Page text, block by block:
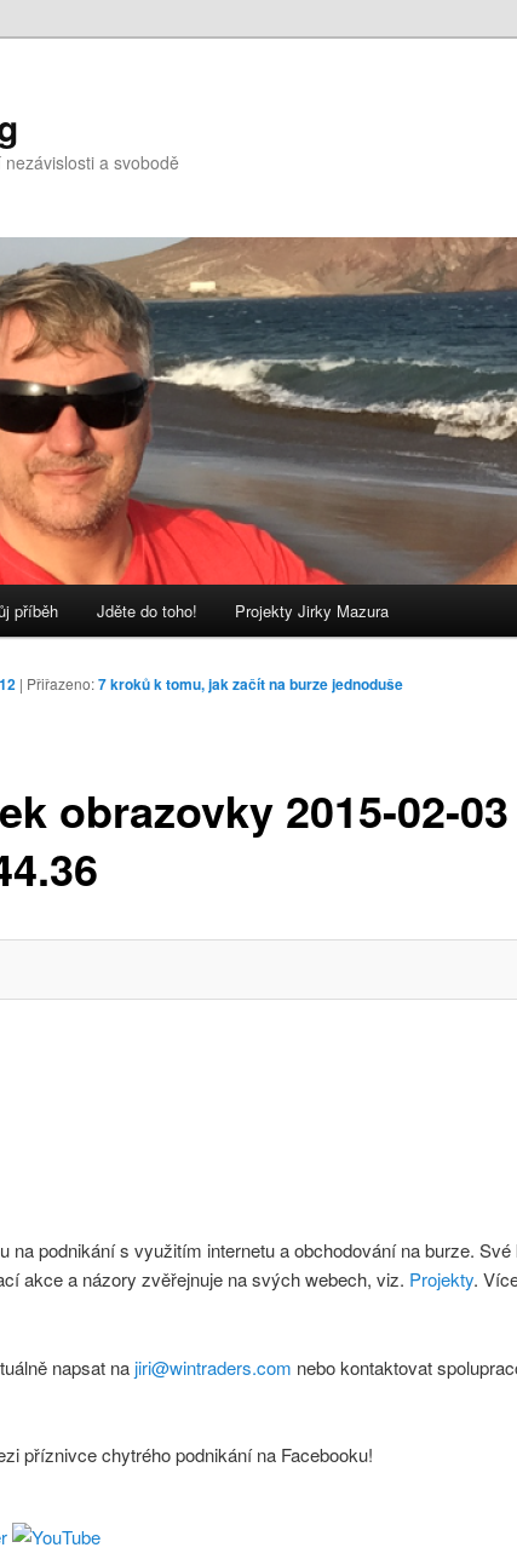
a svobodě
příběh Jděte do toho! Projekty Jirky Mazura
obrazovky 2015-02-03
| Přiřazeno:7 kroků k tomu, jak začít na burze jednoduše
na podnikání s využitím internetu a obchodování na burze. Své
akce a názory zvěřejnuje na svých webech, viz. Projekty.
napsat najiri@wintraders.com nebo kontaktovat
příznivce chytrého podnikání na Facebooku!